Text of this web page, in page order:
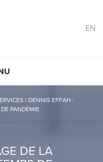
EN
/ DENNIS EFFAH :
PANDÉMIE
DE LA